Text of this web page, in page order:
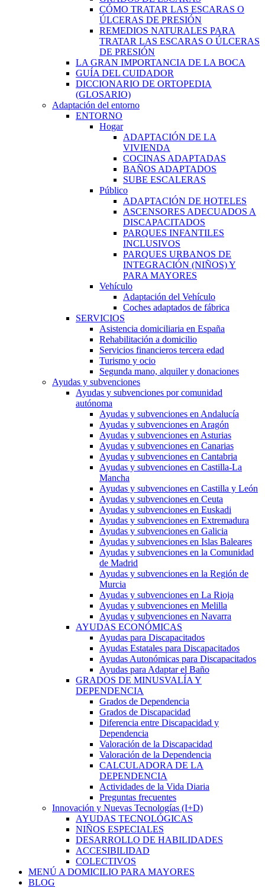
CÓMO TRATAR LAS ESCARAS O
ÚLCERAS DE PRESIÓN
REMEDIOS NATURALES PARA
TRATAR LAS ESCARAS O ÚLCERAS
DE PRESIÓN
LA GRAN IMPORTANCIA DE LA BOCA
GUÍA DEL CUIDADOR
DICCIONARIO DE ORTOPEDIA
(GLOSARIO)
Adaptación del entorno
ENTORNO
Hogar
ADAPTACIÓN DE LA
VIVIENDA
COCINAS ADAPTADAS
BAÑOS ADAPTADOS
SUBE ESCALERAS
Público
ADAPTACIÓN DE HOTELES
ASCENSORES ADECUADOS A
DISCAPACITADOS
PARQUES INFANTILES
INCLUSIVOS
PARQUES URBANOS DE
INTEGRACIÓN (NIÑOS) Y
PARA MAYORES
Vehículo
Adaptación del Vehículo
Coches adaptados de fábrica
SERVICIOS
Asistencia domiciliaria en España
Rehabilitación a domicilio
Servicios financieros tercera edad
Turismo y ocio
Segunda mano, alquiler y donaciones
Ayudas y subvenciones
Ayudas y subvenciones por comunidad
autónoma
Ayudas y subvenciones en Andalucía
Ayudas y subvenciones en Aragón
Ayudas y subvenciones en Asturias
Ayudas y subvenciones en Canarias
Ayudas y subvenciones en Cantabria
Ayudas y subvenciones en Castilla-La
Mancha
Ayudas y subvenciones en Castilla y León
Ayudas y subvenciones en Ceuta
Ayudas y subvenciones en Euskadi
Ayudas y subvenciones en Extremadura
Ayudas y subvenciones en Galicia
Ayudas y subvenciones en Islas Baleares
Ayudas y subvenciones en la Comunidad
de Madrid
Ayudas y subvenciones en la Región de
Murcia
Ayudas y subvenciones en La Rioja
Ayudas y subvenciones en Melilla
Ayudas y subvenciones en Navarra
AYUDAS ECONÓMICAS
Ayudas para Discapacitados
Ayudas Estatales para Discapacitados
Ayudas Autonómicas para Discapacitados
Ayudas para Adaptar el Baño
GRADOS DE MINUSVALÍA Y
DEPENDENCIA
Grados de Dependencia
Grados de Discapacidad
Diferencia entre Discapacidad y
Dependencia
Valoración de la Discapacidad
Valoración de la Dependencia
CALCULADORA DE LA
DEPENDENCIA
Actividades de la Vida Diaria
Preguntas frecuentes
Innovación y Nuevas Tecnologías (I+D)
AYUDAS TECNOLÓGICAS
NIÑOS ESPECIALES
DESARROLLO DE HABILIDADES
ACCESIBILIDAD
COLECTIVOS
MENÚ A DOMICILIO PARA MAYORES
BLOG